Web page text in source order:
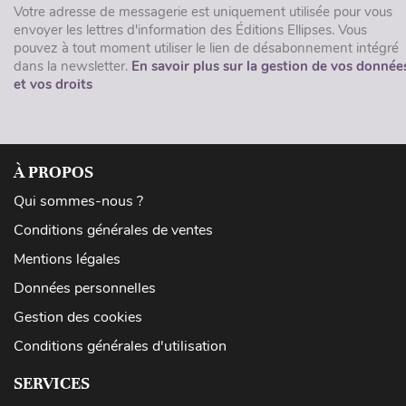
Votre adresse de messagerie est uniquement utilisée pour vous
envoyer les lettres d'information des Éditions Ellipses. Vous
pouvez à tout moment utiliser le lien de désabonnement intégré
dans la newsletter. En savoir plus sur la gestion de vos
et vos droits
À PROPOS
Qui sommes-nous ?
Conditions générales de ventes
Mentions légales
Données personnelles
Gestion des cookies
Conditions générales d'utilisation
SERVICES